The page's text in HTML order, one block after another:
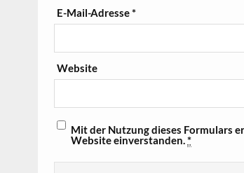
E-Mail-Adresse*
Website
Mit der Nutzung dieses Formulars
Website einverstanden.*